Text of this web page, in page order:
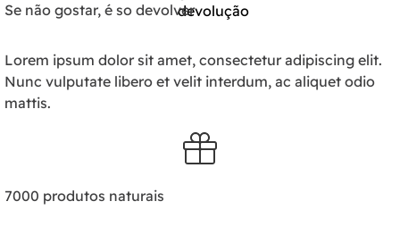
Se não gostar, é so devolver
Lorem ipsum dolor sit amet, consectetur adipiscing elit.
Nunc vulputate libero et velit interdum, ac aliquet odio
mattis.
7000 produtos naturais